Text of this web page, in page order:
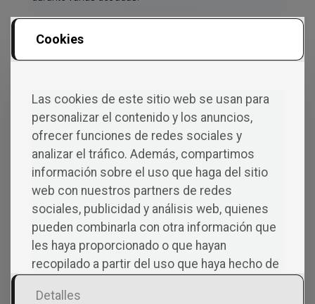
Co
Men
Tarios
Deja una respuesta
Cookies
Las cookies de este sitio web se usan para
personalizar el contenido y los anuncios,
ofrecer funciones de redes sociales y
analizar el tráfico. Además, compartimos
información sobre el uso que haga del sitio
web con nuestros partners de redes
sociales, publicidad y análisis web, quienes
pueden combinarla con otra información que
les haya proporcionado o que hayan
recopilado a partir del uso que haya hecho de
Detalles